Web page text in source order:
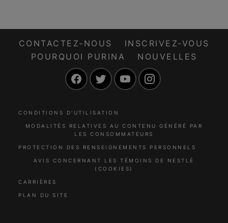
CONTACTEZ-NOUS
INSCRIVEZ-VOUS
POURQUOI PURINA
NOUVELLES
FacebookTwitter YouTube
CONDITIONS D’UTILISATION
MODALITÉS RELATIVES AU CONTENU GÉNÉRÉ PAR
LES CONSOMMATEURS
PROTECTION DES RENSEIGNEMENTS PERSONNELS
AVIS CONCERNANT LES TÉMOINS DE NESTLÉ
(COOKIES)
CARRIÈRES
PLAN DU SITE